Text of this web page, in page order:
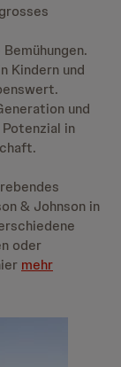
Kindern und
und
in
& Johnson in
oder
mehr